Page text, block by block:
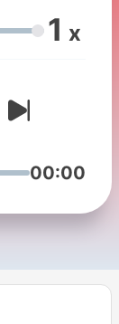
Cão. A
a roda.
1 x
00:00